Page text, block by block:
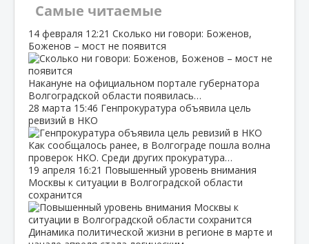
Самые читаемые
14 февраля 12:21 Сколько ни говори: Боженов,
Боженов – мост не появится
Накануне на официальном портале губернатора
Волгоградской области появилась…
28 марта 15:46 Генпрокуратура объявила цель
ревизий в НКО
Как сообщалось ранее, в Волгограде пошла волна
проверок НКО. Среди других прокуратура…
19 апреля 16:21 Повышенный уровень внимания
Москвы к ситуации в Волгоградской области
сохранится
Динамика политической жизни в регионе в марте и